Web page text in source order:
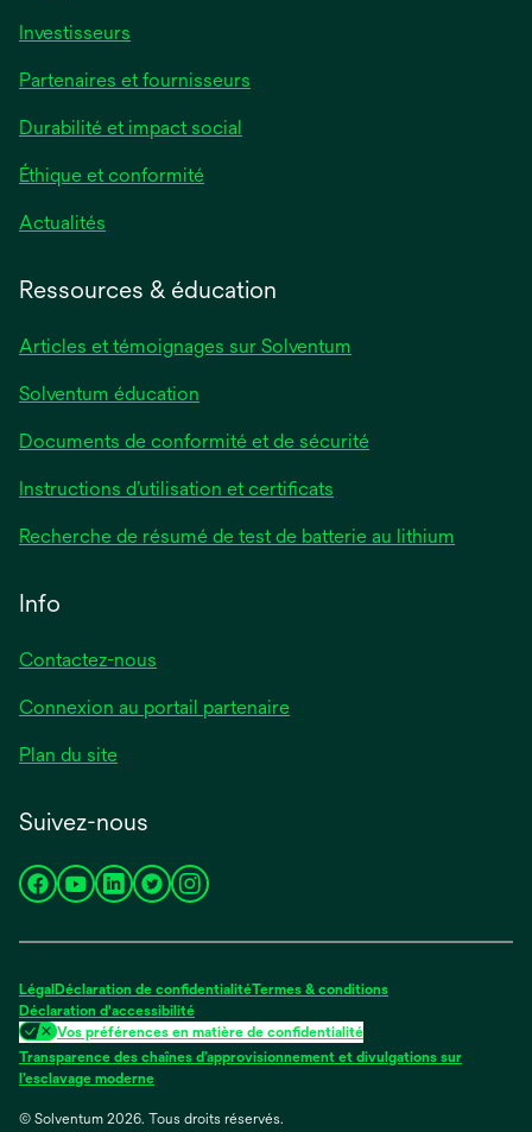
Investisseurs
Partenaires et fournisseurs
Durabilité et impact social
Éthique et conformité
Actualités
Ressources & éducation
Articles et témoignages sur Solventum
Solventum éducation
Documents de conformité et de sécurité
Instructions d’utilisation et certificats
Recherche de résumé de test de batterie au lithium
Info
Contactez-nous
Connexion au portail partenaire
Plan du site
Suivez-nous
s’ouvre
nouvel
onglet
s’ouvre
nouvel
onglet
s’ouvre
nouvel
onglet
s’ouvre
nouvel
onglet
s’ouvre
nouvel
onglet
Légal Déclaration de confidentialitéTermes & conditions
Déclaration d'accessibilité
Vos préférences en matière de confidentialité
Transparence des chaînes d’approvisionnement et divulgations sur
l’esclavage modernes’ouvre
un
© Solventum 2026. Tous droits réservés.